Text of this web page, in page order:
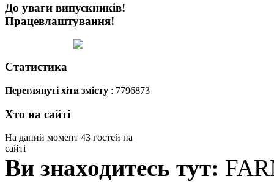
До уваги випускників!
Працевлаштування!
Статистика
Переглянуті хіти змісту : 7796873
Хто на сайті
На даний момент 43 гостей на
сайті
Ви знаходитесь тут: